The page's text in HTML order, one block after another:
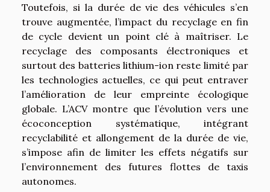
Toutefois, si la durée de vie des véhicules s’en
trouve augmentée, l’impact du recyclage en fin
de cycle devient un point clé à maîtriser. Le
recyclage des composants électroniques et
surtout des batteries lithium-ion reste limité par
les technologies actuelles, ce qui peut entraver
l’amélioration de leur empreinte écologique
globale. L’ACV montre que l’évolution vers une
écoconception systématique, intégrant
recyclabilité et allongement de la durée de vie,
s’impose afin de limiter les effets négatifs sur
l’environnement des futures flottes de taxis
autonomes.